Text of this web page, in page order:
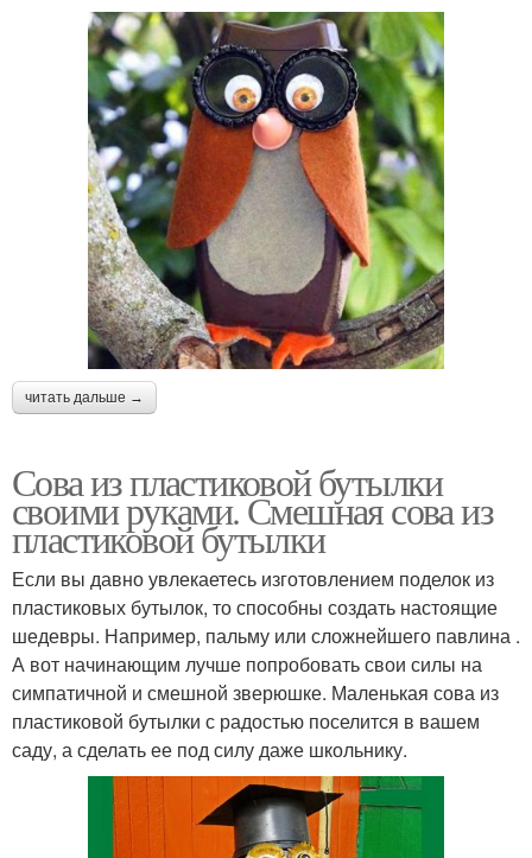
читать дальше →
Сова из пластиковой бутылки
своими руками. Смешная сова из
пластиковой бутылки
Если вы давно увлекаетесь изготовлением поделок из
пластиковых бутылок, то способны создать настоящие
шедевры. Например, пальму или сложнейшего павлина .
А вот начинающим лучше попробовать свои силы на
симпатичной и смешной зверюшке. Маленькая сова из
пластиковой бутылки с радостью поселится в вашем
саду, а сделать ее под силу даже школьнику.